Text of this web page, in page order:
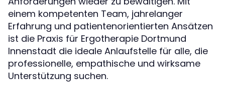
einem kompetenten Team, jahrelanger
Erfahrung und patientenorientierten Ansätzen
ist die Praxis für Ergotherapie Dortmund
Innenstadt die ideale Anlaufstelle für alle, die
professionelle, empathische und wirksame
Unterstützung suchen.